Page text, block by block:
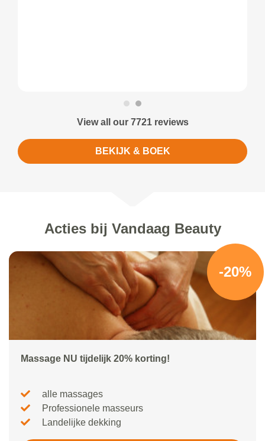
View all our 7721 reviews
BEKIJK & BOEK
Acties bij Vandaag Beauty
-20%
Massage NU tijdelijk 20% korting!
alle massages
Professionele masseurs
Landelijke dekking